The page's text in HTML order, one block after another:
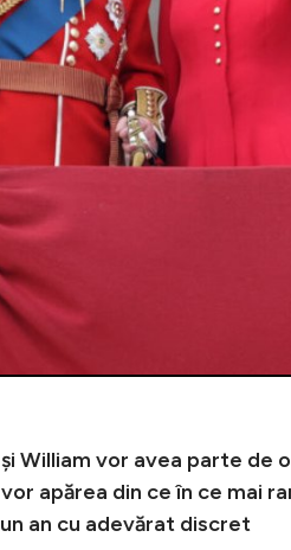
William vor avea parte de o
apărea din ce în ce mai
an cu adevărat discret